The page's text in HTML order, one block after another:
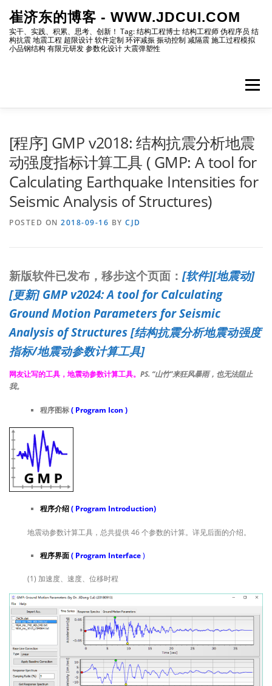
content
崔济东的博客 - WWW.JDCUI.COM
实干、实践、积累、思考、创新！ Tag: 结构工程博士 结构工程师 伪程序员 结
构抗震 地震工程 超限设计 软件定制 环评减振 振动控制 减隔震 施工过程模拟
小品钢结构 有限元研发 参数化设计 大震弹塑性
Menu
[自编程序] [软件笔记] [仿真分析] [出版物]
[编程] [资源] [博主]
[程序] GMP v2018: 结构抗震分析地震
动强度指标计算工具 ( GMP: A tool for
Calculating Earthquake Intensities for
Seismic Analysis of Structures)
POSTED ON 2018-09-16 BY CJD
新版软件已发布，移步这个页面： [软件][地震动]
[更新] GMP v2024: A tool for Calculating
Ground Motion Parameters for Seismic
Analysis of Structures [结构抗震分析地震动强度
指标/地震动参数计算工具]
网友让写的工具，地震动参数计算工具。 PS. “山竹”来狂风暴雨，也无法阻止
我。
程序图标( Program Icon )
程序介绍( Program Introduction)
地震动参数计算工具，总共提供 46 个参数的计算。详见后面的介绍。
程序界面( Program Interface)
(1) 加速度、速度、位移时程